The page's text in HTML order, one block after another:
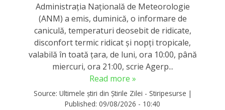
Administraţia Naţională de Meteorologie
(ANM) a emis, duminică, o informare de
caniculă, temperaturi deosebit de ridicate,
disconfort termic ridicat şi nopţi tropicale,
valabilă în toată ţara, de luni, ora 10:00, până
miercuri, ora 21:00, scrie Agerp...
Read more »
Source: Ultimele știri din Știrile Zilei - Stiripesurse |
Published: 09/08/2026 - 10:40